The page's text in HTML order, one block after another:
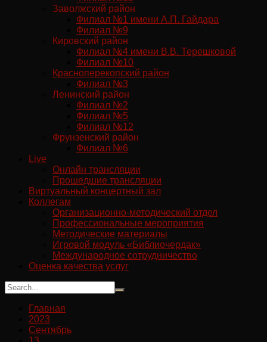
Заволжский район
Филиал №1 имени А.П. Гайдара
Филиал №9
Кировский район
Филиал №4 имени В.В. Терешковой
Филиал №10
Красноперекопский район
Филиал №3
Ленинский район
Филиал №2
Филиал №5
Филиал №12
Фрунзенский район
Филиал №6
Live
Онлайн трансляции
Прошедшие трансляции
Виртуальный концертный зал
Коллегам
Организационно-методический отдел
Профессиональные мероприятия
Методические материалы
Игровой модуль «Библиочердак»
Международное сотрудничество
Оценка качества услуг
Главная
2023
Сентябрь